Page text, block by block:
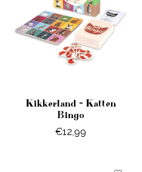
Kikkerland - Katten
Bingo
€12,99